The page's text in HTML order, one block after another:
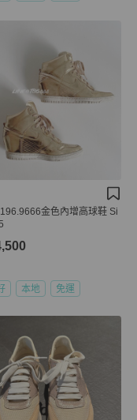
金色內增高球鞋 Si
本地 免運